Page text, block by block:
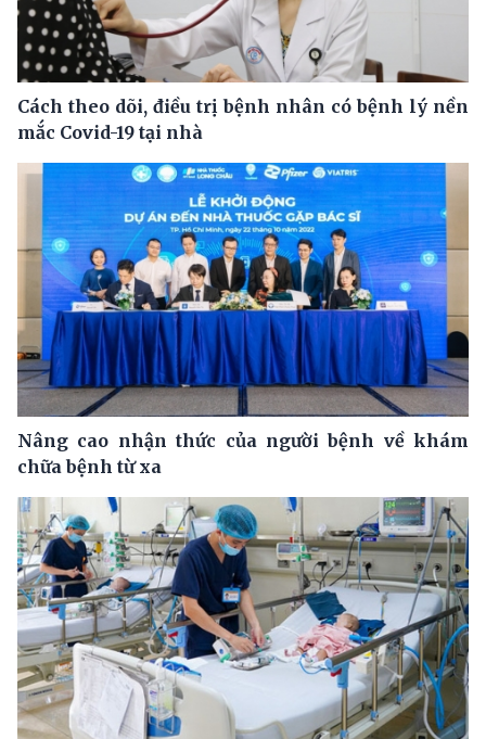
Cách theo dõi, điều trị bệnh nhân có bệnh lý nền
mắc Covid-19 tại nhà
Nâng cao nhận thức của người bệnh về khám
chữa bệnh từ xa